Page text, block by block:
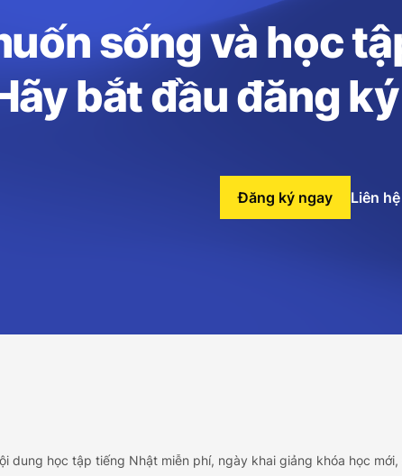
sống và học
bắt đầu đăng
Đăng ký ngay Liên hệ
dung học tập tiếng Nhật miễn phí, ngày khai giảng khóa học